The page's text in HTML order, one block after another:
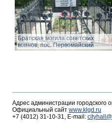
Братская могила советских
воинов, пос. Первомайский
Адрес администрации городского
Официальный сайт www.klgd.ru
+7 (4012) 31-10-31, E-mail: